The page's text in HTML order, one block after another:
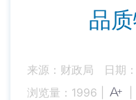
品
来源：财政局
日期
浏览量： 1996